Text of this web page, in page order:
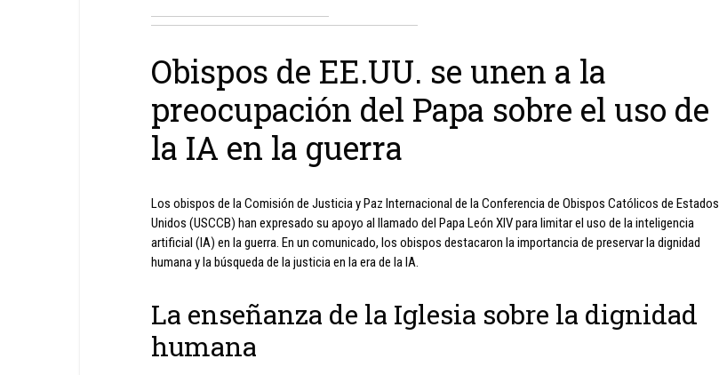
Obispos de EE.UU. se unen a la
preocupación del Papa sobre el uso de
la IA en la guerra
Los obispos de la Comisión de Justicia y Paz Internacional de la Conferencia de Obispos Católicos de Estados
Unidos (USCCB) han expresado su apoyo al llamado del Papa León XIV para limitar el uso de la inteligencia
artificial (IA) en la guerra. En un comunicado, los obispos destacaron la importancia de preservar la dignidad
humana y la búsqueda de la justicia en la era de la IA.
La enseñanza de la Iglesia sobre la dignidad
humana